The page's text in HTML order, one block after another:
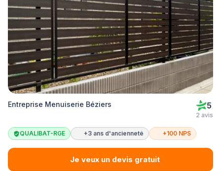
Entreprise Menuiserie Béziers 5
2 avis
QUALIBAT-RGE +3 ans d'ancienneté +100 NPS
Je veux un devis gratuit